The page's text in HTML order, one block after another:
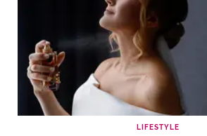
LIFESTYLE